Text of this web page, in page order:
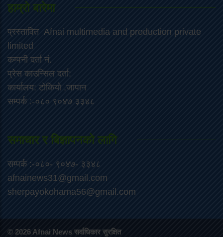
हाम्रो बारेमा
प्रस्तावित Afnai multimedia and production private
limited
कम्पनी दर्ता नं.
प्रेस काउन्सिल दर्ता:
कार्यालय: टोकियो ,जापान
सम्पर्क :-०८० ९०४७ ३३४८
समाचार र बिज्ञापनको लागि
सम्पर्क :-०८०- ९०४७- ३३४८
afnainews31@gmail.com
sherpayokohama56@gmail.com
© 2026 Afnai News सर्वाधिकार सुरक्षित